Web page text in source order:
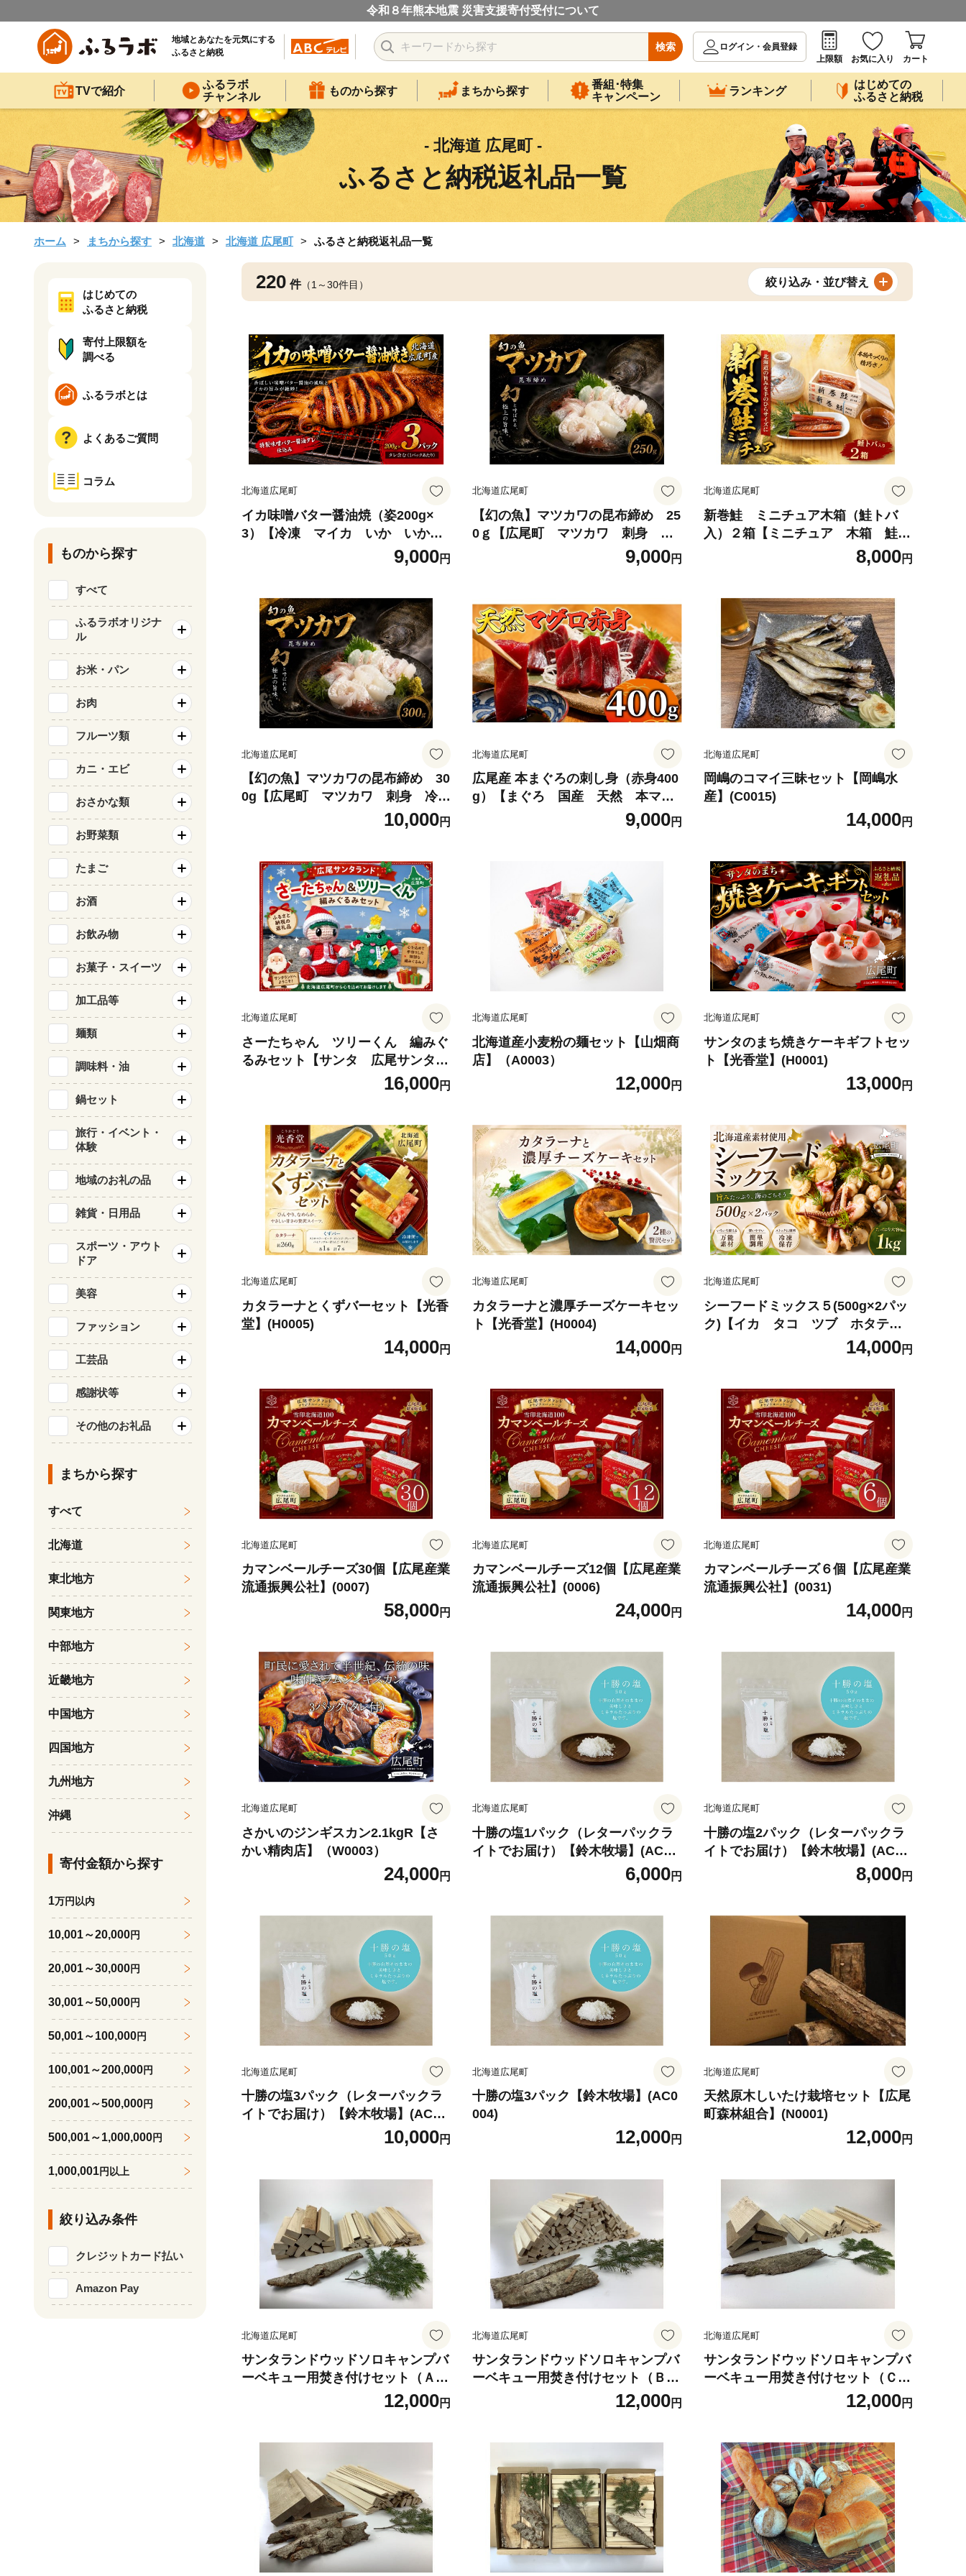
令和８年熊本地震 災害支援寄付受付について
地域とあなたを元気にする
ふるさと納税
検索
ログイン・会員登録
上限額
お気に入り カート
TVで紹介
ふるラボ
チャンネル
ものから探す まちから探す
番組･特集
キャンペーン
ランキング
はじめての
ふるさと納税
- 北海道 広尾町 -
ふるさと納税返礼品一覧
ホーム まちから探す 北海道 北海道 広尾町 ふるさと納税返礼品一覧
220 件（1～30件目） 絞り込み・並び替え
北海道広尾町
イカ味噌バター醤油焼（姿200g×
3）【冷凍 マイカ いか いか焼
き イカ焼き ふるさと納税 おす
すめ 返礼品 人気 北海道産 海
9,000円
北海道広尾町
【幻の魚】マツカワの昆布締め 25
0ｇ【広尾町 マツカワ 刺身 冷
凍 北海道 海の幸 昆布 高級
魚 広尾産業流通振興公社】（013
9,000円
北海道広尾町
新巻鮭 ミニチュア木箱（鮭トバ
入）２箱【ミニチュア 木箱 鮭
さけ サケ 北海道 海産物 珍
味 魚介類 贈り物 お土産 イン
8,000円
北海道広尾町
【幻の魚】マツカワの昆布締め 30
0g【広尾町 マツカワ 刺身 冷
凍 北海道 海の幸 昆布 高級
魚 広尾産業流通振興公社】（013
10,000円
北海道広尾町
広尾産 本まぐろの刺し身（赤身400
g）【まぐろ 国産 天然 本マグ
ロ 黒マグロ クロマグロ 黒まぐ
ろ 冷凍 池下産業株式会社】(AM
9,000円
北海道広尾町
岡嶋のコマイ三昧セット【岡嶋水
産】(C0015)
14,000円
北海道広尾町
さーたちゃん ツリーくん 編みぐ
るみセット【サンタ 広尾サンタラ
ンド 編みぐるみ あみぐるみ 人
形 かわいい 広尾産業流通振興公
16,000円
北海道広尾町
北海道産小麦粉の麺セット【山畑商
店】（A0003）
12,000円
北海道広尾町
サンタのまち焼きケーキギフトセッ
ト【光香堂】(H0001)
13,000円
北海道広尾町
カタラーナとくずバーセット【光香
堂】(H0005)
14,000円
北海道広尾町
カタラーナと濃厚チーズケーキセッ
ト【光香堂】(H0004)
14,000円
北海道広尾町
シーフードミックス５(500g×2パッ
ク)【イカ タコ ツブ ホタテ
エビ 冷凍 時短 便利 お手軽
新鮮 海鮮 広尾町 北海道 広尾
14,000円
北海道広尾町
カマンベールチーズ30個【広尾産業
流通振興公社】(0007)
58,000円
北海道広尾町
カマンベールチーズ12個【広尾産業
流通振興公社】(0006)
24,000円
北海道広尾町
カマンベールチーズ６個【広尾産業
流通振興公社】(0031)
14,000円
北海道広尾町
さかいのジンギスカン2.1kgR【さ
かい精肉店】（W0003）
24,000円
北海道広尾町
十勝の塩1パック（レターパックラ
イトでお届け）【鈴木牧場】(AC00
6,000円
北海道広尾町
十勝の塩2パック（レターパックラ
イトでお届け）【鈴木牧場】(AC00
8,000円
北海道広尾町
十勝の塩3パック（レターパックラ
イトでお届け）【鈴木牧場】(AC00
10,000円
北海道広尾町
十勝の塩3パック【鈴木牧場】(AC0
004)
12,000円
北海道広尾町
天然原木しいたけ栽培セット【広尾
町森林組合】(N0001)
12,000円
北海道広尾町
サンタランドウッドソロキャンプバ
ーベキュー用焚き付けセット（Ａ）
【株式会社神野木工場】（AE000
12,000円
北海道広尾町
サンタランドウッドソロキャンプバ
ーベキュー用焚き付けセット（Ｂ）
【株式会社神野木工場】（AE000
12,000円
北海道広尾町
サンタランドウッドソロキャンプバ
ーベキュー用焚き付けセット（Ｃ）
【株式会社神野木工場】（AE000
12,000円
はじめての
ふるさと納税
寄付上限額を
調べる
ふるラボとは
よくあるご質問
コラム
ものから探す
すべて
ふるラボオリジナ
ル
お米・パン
お肉
フルーツ類
カニ・エビ
おさかな類
お野菜類
たまご
お酒
お飲み物
お菓子・スイーツ
加工品等
麺類
調味料・油
鍋セット
旅行・イベント・
体験
地域のお礼の品
雑貨・日用品
スポーツ・アウト
ドア
美容
ファッション
工芸品
感謝状等
その他のお礼品
まちから探す
すべて
北海道
東北地方
関東地方
中部地方
近畿地方
中国地方
四国地方
九州地方
沖縄
寄付金額から探す
1万円以内
10,001～20,000円
20,001～30,000円
30,001～50,000円
50,001～100,000円
100,001～200,000円
200,001～500,000円
500,001～1,000,000円
1,000,001円以上
絞り込み条件
クレジットカード払い
Amazon Pay